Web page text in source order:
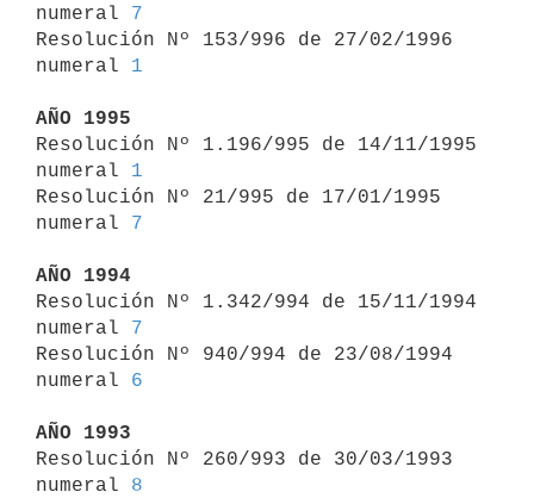
numeral 7
Resolución Nº 153/996 de 27/02/1996
numeral 1
AÑO 1995
Resolución Nº 1.196/995 de 14/11/1995
numeral 1
Resolución Nº 21/995 de 17/01/1995
numeral 7
AÑO 1994
Resolución Nº 1.342/994 de 15/11/1994
numeral 7
Resolución Nº 940/994 de 23/08/1994
numeral 6
AÑO 1993
Resolución Nº 260/993 de 30/03/1993
numeral 8